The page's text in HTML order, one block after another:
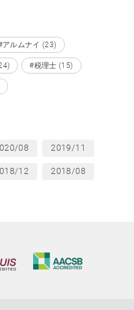
アルムナイ (23)
#税理士 (15)
08 2019/11
12 2018/08